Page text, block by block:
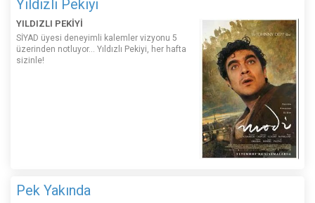
Yıldızlı Pekiyi
YILDIZLI PEKİYİ
SİYAD üyesi deneyimli kalemler vizyonu 5
üzerinden notluyor... Yıldızlı Pekiyi, her hafta
sizinle!
Pek Yakında